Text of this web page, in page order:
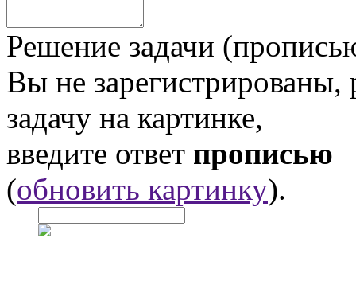
Решение задачи
Вы не
задачу на картинке,
введите ответ прописью
(обновить картинку).